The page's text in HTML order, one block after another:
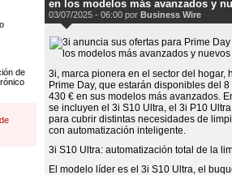
de
en los modelos más avanzados y
03/07/2025 - 06:00 por Business Wire
3i, marca pionera en el sector del hogar,
Prime Day, que estarán disponibles del
430 € en sus modelos más avanzados.
se incluyen el 3i S10 Ultra, el 3i P10
para cubrir distintas necesidades de
con automatización inteligente.
3i S10 Ultra: automatización total de la
El modelo líder es el 3i S10 Ultra, el